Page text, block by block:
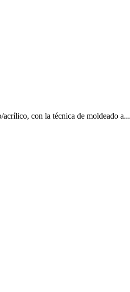
acrílico, con la técnica de moldeado a...